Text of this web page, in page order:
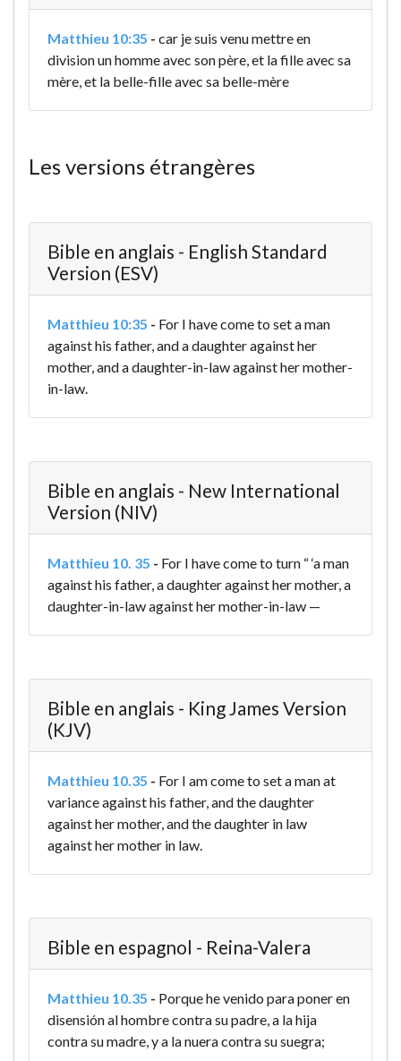
Matthieu 10:35 - car je suis venu mettre en
division un homme avec son père, et la fille avec sa
mère, et la belle-filleavec sa belle-mère
Les versions étrangères
Bible en anglais - English Standard
Version (ESV)
Matthieu 10:35 - For I have come to set a man
against his father, and a daughter against her
mother, and a daughter-in-law against her mother-
in-law.
Bible en anglais - New International
Version (NIV)
Matthieu 10. 35 - For I have come to turn “ ‘a man
against his father,a daughter against her mother,a
daughter-in-law against her mother-in-law —
Bible en anglais - King James Version
(KJV)
Matthieu 10.35 - For I am come to set a man at
variance against his father, and the daughter
against her mother, and the daughter in law
against her mother in law.
Bible en espagnol - Reina-Valera
Matthieu 10.35 - Porque he venido para poner en
disensión al hombre contra su padre, a la hija
contra su madre, y a la nuera contra su suegra;